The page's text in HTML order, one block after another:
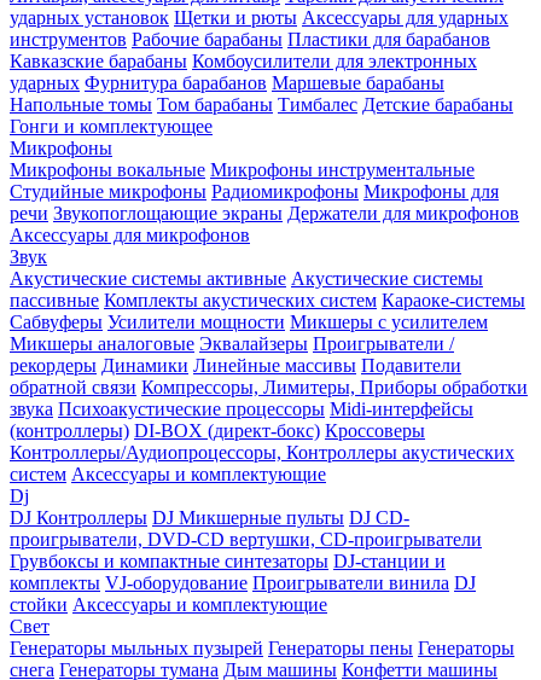
ударных установок Щетки и рюты Аксессуары для ударных
инструментов Рабочие барабаны Пластики для барабанов
Кавказские барабаны Комбоусилители для электронных
ударных Фурнитура барабанов Маршевые барабаны
Напольные томы Том барабаны Тимбалес Детские барабаны
Гонги и комплектующее
Микрофоны
Микрофоны вокальные Микрофоны инструментальные
Студийные микрофоны Радиомикрофоны Микрофоны для
речи Звукопоглощающие экраны Держатели для микрофонов
Аксессуары для микрофонов
Звук
Акустические системы активные Акустические системы
пассивные Комплекты акустических систем Караоке-системы
Сабвуферы Усилители мощности Микшеры с усилителем
Микшеры аналоговые Эквалайзеры Проигрыватели /
рекордеры Динамики Линейные массивы Подавители
обратной связи Компрессоры, Лимитеры, Приборы обработки
звука Психоакустические процессоры Midi-интерфейсы
(контроллеры) DI-BOX (директ-бокс) Кроссоверы
Контроллеры/Аудиопроцессоры, Контроллеры акустических
систем Аксессуары и комплектующие
Dj
DJ Контроллеры DJ Микшерные пульты DJ CD-
проигрыватели, DVD-CD вертушки, CD-проигрыватели
Грувбоксы и компактные синтезаторы DJ-станции и
комплекты VJ-оборудование Проигрыватели винила DJ
стойки Аксессуары и комплектующие
Свет
Генераторы мыльных пузырей Генераторы пены Генераторы
снега Генераторы тумана Дым машины Конфетти машины